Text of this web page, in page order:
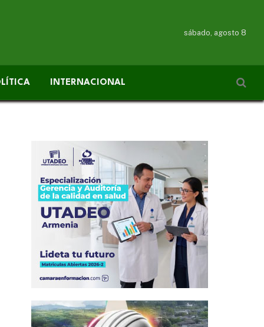
sábado, agosto 8
INTERNACIONAL